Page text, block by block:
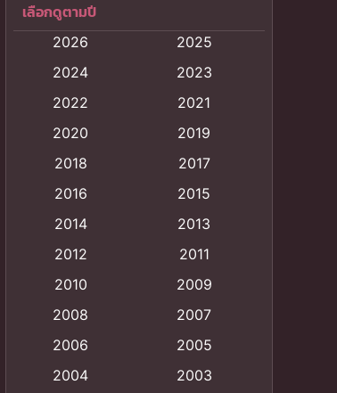
Anal (ประตูหลัง)
Animation การ์ตูน
Animation อนิเมะ
Animation แอนิเมชัน (19)
anime(9)
Big tits (นมใหญ่)
Bitch (ผู้หญิงร่าน)
เลือกดูตามปี
2026
2025
2024
2023
2022
2021
2020
2019
2018
2017
2016
2015
2014
2013
2012
2011
2010
2009
2008
2007
2006
2005
2004
2003